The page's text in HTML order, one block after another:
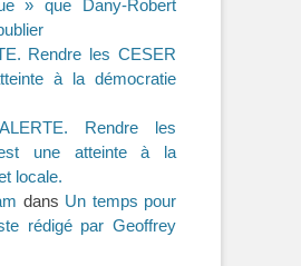
» que Dany-Robert
Rendre les CESER
à la démocratie
ALERTE. Rendre les
une atteinte à la
locale.
dans Un temps pour
rédigé par Geoffrey